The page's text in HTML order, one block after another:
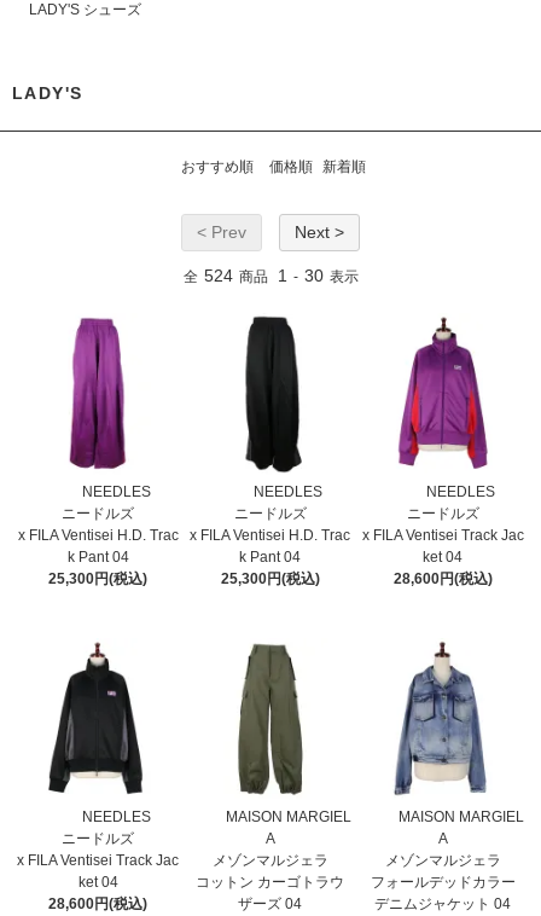
LADY'S シューズ
LADY'S
おすすめ順 価格順 新着順
< Prev Next >
全 524 商品 1 - 30 表示
NEEDLES
ニードルズ
x FILA Ventisei H.D. Trac
k Pant 04
25,300円(税込)
NEEDLES
ニードルズ
x FILA Ventisei H.D. Trac
k Pant 04
25,300円(税込)
NEEDLES
ニードルズ
x FILA Ventisei Track Jac
ket 04
28,600円(税込)
NEEDLES
ニードルズ
x FILA Ventisei Track Jac
ket 04
28,600円(税込)
MAISON MARGIEL
A
メゾンマルジェラ
コットン カーゴトラウ
ザーズ 04
MAISON MARGIEL
A
メゾンマルジェラ
フォールデッドカラー
デニムジャケット 04